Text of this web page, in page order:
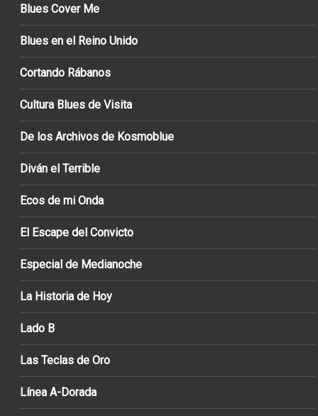
Blues Cover Me
Blues en el Reino Unido
Cortando Rábanos
Cultura Blues de Visita
De los Archivos de Kosmoblue
Diván el Terrible
Ecos de mi Onda
El Escape del Convicto
Especial de Medianoche
La Historia de Hoy
Lado B
Las Teclas de Oro
Línea A-Dorada